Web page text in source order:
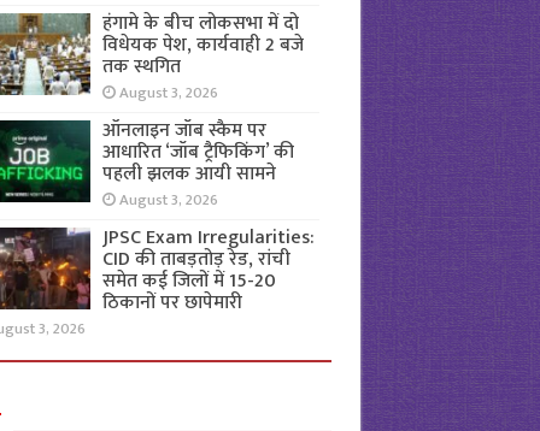
हंगामे के बीच लोकसभा में दो
विधेयक पेश, कार्यवाही 2 बजे
तक स्थगित
August 3, 2026
ऑनलाइन जॉब स्कैम पर
आधारित ‘जॉब ट्रैफिकिंग’ की
पहली झलक आयी सामने
August 3, 2026
JPSC Exam Irregularities:
CID की ताबड़तोड़ रेड, रांची
समेत कई जिलों में 15-20
ठिकानों पर छापेमारी
3, 2026